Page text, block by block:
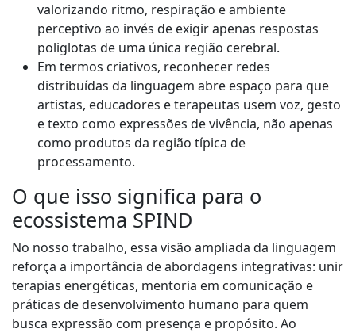
valorizando ritmo, respiração e ambiente
perceptivo ao invés de exigir apenas respostas
poliglotas de uma única região cerebral.
Em termos criativos, reconhecer redes
distribuídas da linguagem abre espaço para que
artistas, educadores e terapeutas usem voz, gesto
e texto como expressões de vivência, não apenas
como produtos da região típica de
processamento.
O que isso significa para o
ecossistema SPIND
No nosso trabalho, essa visão ampliada da linguagem
reforça a importância de abordagens integrativas: unir
terapias energéticas, mentoria em comunicação e
práticas de desenvolvimento humano para quem
busca expressão com presença e propósito. Ao